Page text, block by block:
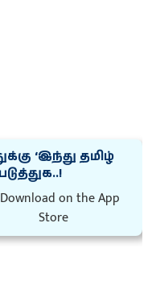
‘இந்து தமிழ்